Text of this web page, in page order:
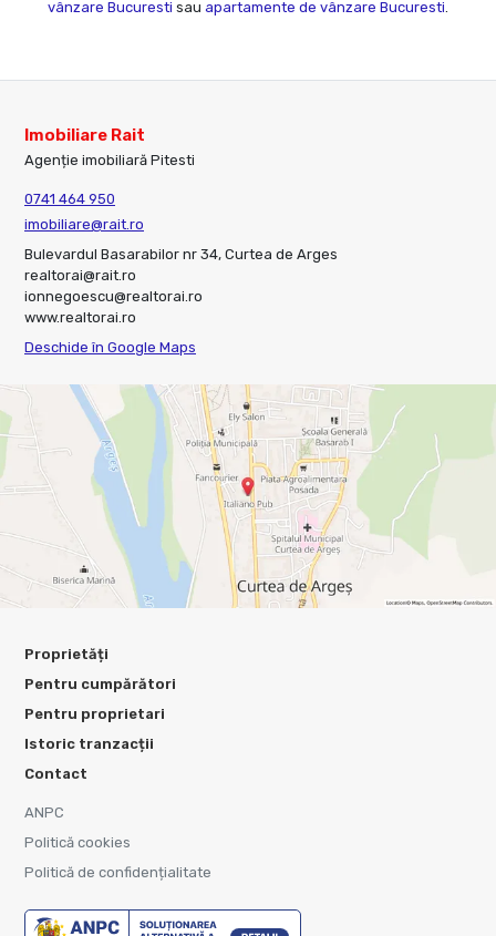
vânzare Bucuresti sau apartamente de vânzare Bucuresti
Imobiliare Rait
Agenție imobiliară Pitesti
0741 464 950
imobiliare@rait.ro
Bulevardul Basarabilor nr 34, Curtea de Arges
realtorai@rait.ro
ionnegoescu@realtorai.ro
www.realtorai.ro
Deschide în Google Maps
Proprietăți
Pentru cumpărători
Pentru proprietari
Istoric tranzacții
Contact
ANPC
Politică cookies
Politică de confidențialitate